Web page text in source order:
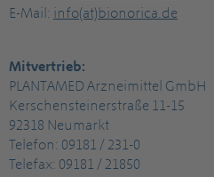
E-Mail: info(at)bionorica.de
Mitvertrieb:
PLANTAMED Arzneimittel GmbH
Kerschensteinerstraße 11-15
92318 Neumarkt
Telefon: 09181 / 231-0
Telefax: 09181 / 21850